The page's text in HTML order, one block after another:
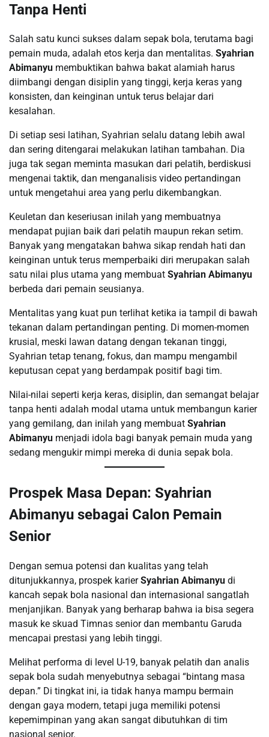
Tanpa Henti
Salah satu kunci sukses dalam sepak bola, terutama bagi
pemain muda, adalah etos kerja dan mentalitas. Syahrian
Abimanyu membuktikan bahwa bakat alamiah harus
diimbangi dengan disiplin yang tinggi, kerja keras yang
konsisten, dan keinginan untuk terus belajar dari
kesalahan.
Di setiap sesi latihan, Syahrian selalu datang lebih awal
dan sering ditengarai melakukan latihan tambahan. Dia
juga tak segan meminta masukan dari pelatih, berdiskusi
mengenai taktik, dan menganalisis video pertandingan
untuk mengetahui area yang perlu dikembangkan.
Keuletan dan keseriusan inilah yang membuatnya
mendapat pujian baik dari pelatih maupun rekan setim.
Banyak yang mengatakan bahwa sikap rendah hati dan
keinginan untuk terus memperbaiki diri merupakan salah
satu nilai plus utama yang membuat Syahrian Abimanyu
berbeda dari pemain seusianya.
Mentalitas yang kuat pun terlihat ketika ia tampil di bawah
tekanan dalam pertandingan penting. Di momen-momen
krusial, meski lawan datang dengan tekanan tinggi,
Syahrian tetap tenang, fokus, dan mampu mengambil
keputusan cepat yang berdampak positif bagi tim.
Nilai-nilai seperti kerja keras, disiplin, dan semangat belajar
tanpa henti adalah modal utama untuk membangun karier
yang gemilang, dan inilah yang membuat Syahrian
Abimanyu menjadi idola bagi banyak pemain muda yang
sedang mengukir mimpi mereka di dunia sepak bola.
Prospek Masa Depan: Syahrian
Abimanyu sebagai Calon Pemain
Senior
Dengan semua potensi dan kualitas yang telah
ditunjukkannya, prospek karierSyahrian Abimanyu di
kancah sepak bola nasional dan internasional sangatlah
menjanjikan. Banyak yang berharap bahwa ia bisa segera
masuk ke skuad Timnas senior dan membantu Garuda
mencapai prestasi yang lebih tinggi.
Melihat performa di level U-19, banyak pelatih dan analis
sepak bola sudah menyebutnya sebagai “bintang masa
depan.” Di tingkat ini, ia tidak hanya mampu bermain
dengan gaya modern, tetapi juga memiliki potensi
kepemimpinan yang akan sangat dibutuhkan di tim
nasional senior.